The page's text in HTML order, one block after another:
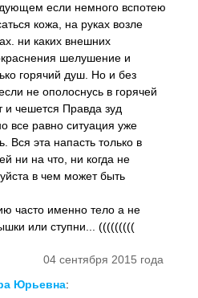
если немного вспотею
кожа, на руках возле
ни каких внешних
шелушение и
горячий душ. Но и без
не ополоснусь в горячей
и чешется Правда зуд
все равно ситуация уже
Вся эта напасть только в
ни на что, ни когда не
в чем может быть
часто именно тело а не
или ступни... (((((((((
04 сентября 2015 года
Юрьевна: